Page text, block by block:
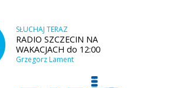
SŁUCHAJ TERAZ
RADIO SZCZECIN NA
WAKACJACH do 12:00
Grzegorz Lament